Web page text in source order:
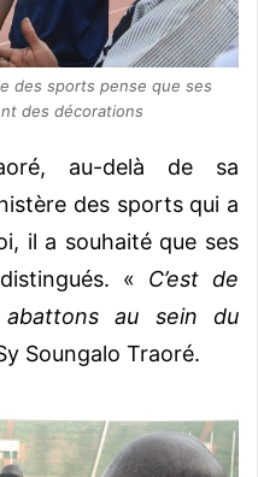
des sports pense que ses
des décorations
au-delà de sa
des sports qui a
il a souhaité que ses
« C’est de
au sein du
Soungalo Traoré.